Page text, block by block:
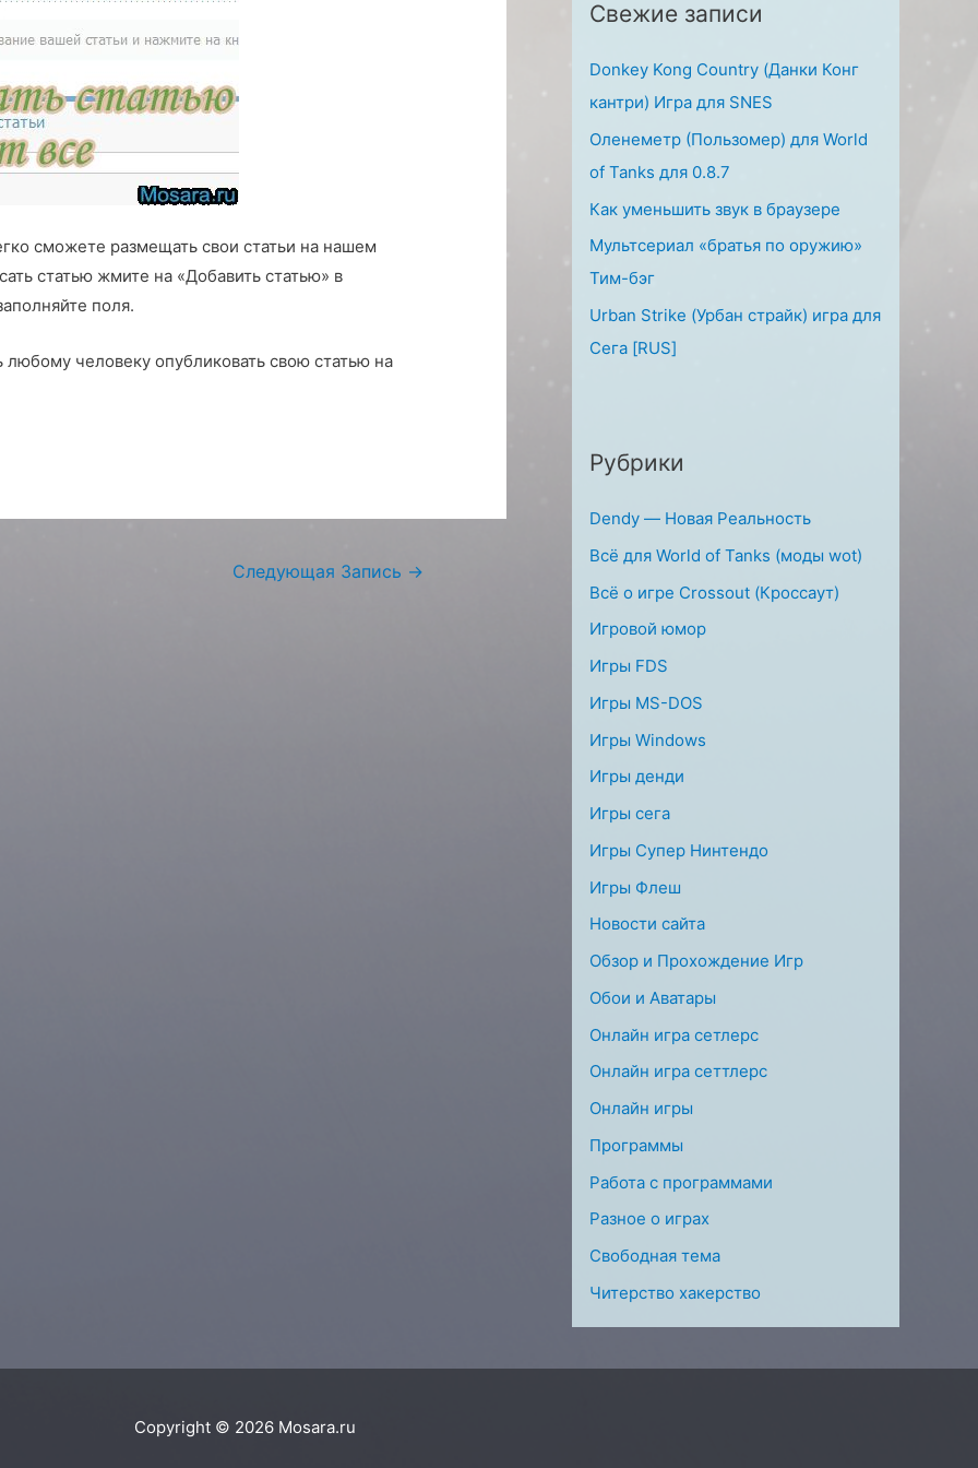
сможете размещать свои статьи на нашем
статью жмите на «Добавить статью» в
поля.
человеку опубликовать свою статью на
Следующая Запись →
:Свежие записи
Donkey Kong Country (Данки Конг
кантри) Игра для SNES
Оленеметр (Пользомер) для World
of Tanks для 0.8.7
Как уменьшить звук в браузере
Мультсериал «братья по оружию»
Тим-бэг
Urban Strike (Урбан страйк) игра для
Сега [RUS]
Рубрики
Dendy — Новая Реальность
Всё для World of Tanks (моды wot)
Всё о игре Crossout (Кроссаут)
Игровой юмор
Игры FDS
Игры MS-DOS
Игры Windows
Игры денди
Игры сега
Игры Супер Нинтендо
Игры Флеш
Новости сайта
Обзор и Прохождение Игр
Обои и Аватары
Онлайн игра сетлерс
Онлайн игра сеттлерс
Онлайн игры
Программы
Работа с программами
Разное о играх
Свободная тема
Читерство хакерство
Copyright © 2026 Mosara.ru